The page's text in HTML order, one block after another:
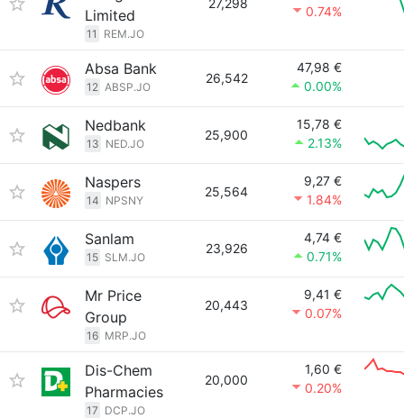
Limited
11 REM.JO
27,298
0.74%
Absa Bank
12 ABSP.JO
26,542
47,98 €
0.00%
Nedbank
13 NED.JO
25,900
15,78 €
2.13%
Naspers
14 NPSNY
25,564
9,27 €
1.84%
Sanlam
15 SLM.JO
23,926
4,74 €
0.71%
Mr Price
Group
16 MRP.JO
20,443
9,41 €
0.07%
Dis-Chem
Pharmacies
17 DCP.JO
20,000
1,60 €
0.20%